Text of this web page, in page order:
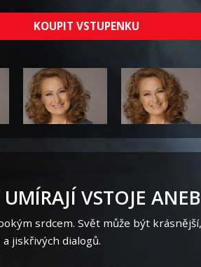
KOUPIT VSTUPENKU
VSTOJE
srdcem. Svět může být
jiskřivých dialogů.